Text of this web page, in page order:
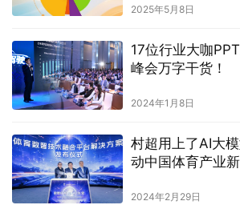
2025年5月8日
17位行业大咖
峰会万字干货！
2024年1月8日
村超用上了AI大
动中国体育产业
2024年2月29日